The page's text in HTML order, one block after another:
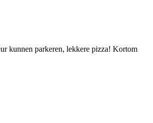
kunnen parkeren, lekkere pizza! Kortom